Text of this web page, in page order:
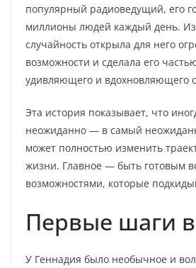
популярный радиоведущий, его
миллионы людей каждый день.
случайность открыла для него
возможности и сделала его
удивляющего и вдохновляющего
Эта история показывает, что
неожиданно — в самый
может полностью изменить
жизни. Главное — быть готовым
возможностями, которые
Первые шаги
У Геннадия было необычное и